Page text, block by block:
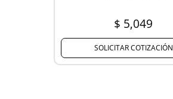
$ 5,049
SOLICITAR COTIZACIÓN